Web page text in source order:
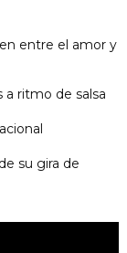
entre el amor y
a ritmo de salsa
su gira de